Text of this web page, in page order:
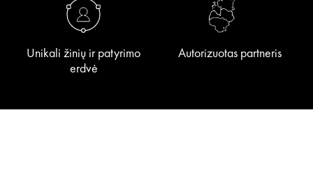
Unikali žinių ir patyrimo
erdvė
Autorizuotas partneris